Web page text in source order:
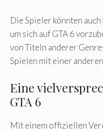
Die Spieler könnten
um sich auf GTA 6
von Titeln anderer
Spielen mit einer
Eine
GTA 6
Mit einem offiziellen